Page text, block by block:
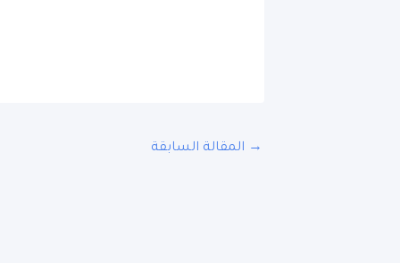
→ المقالة السابقة